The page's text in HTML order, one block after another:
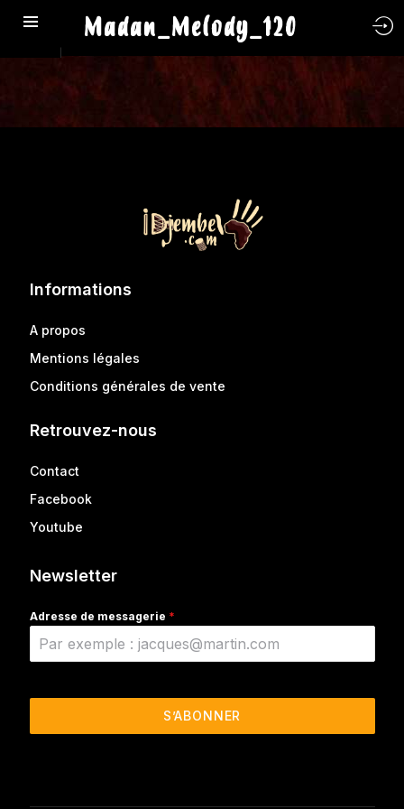
Madan_Melody_120
Informations
A propos
Mentions légales
Conditions générales de vente
Retrouvez-nous
Contact
Facebook
Youtube
Newsletter
Adresse de messagerie *
S’ABONNER